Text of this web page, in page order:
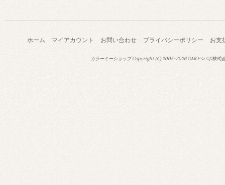
ホーム マイアカウント お問い合わせ プライバシーポリシー お支
カラーミーショップCopyright (C) 2005-2026GMOペパボ株式